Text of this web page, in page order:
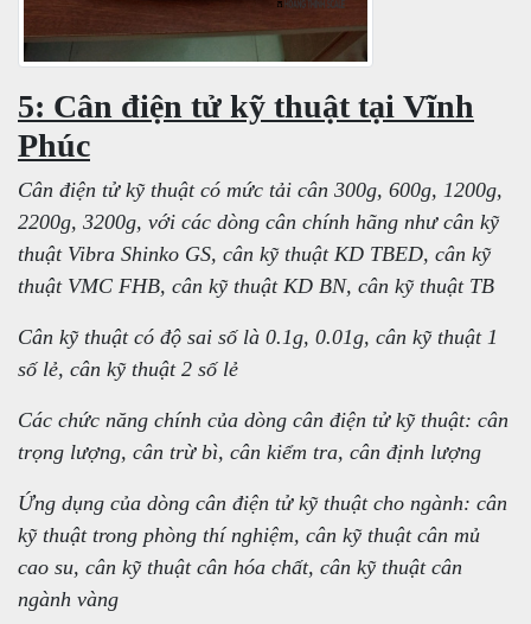
5: Cân điện tử kỹ thuật tại Vĩnh
Phúc
Cân điện tử kỹ thuật có mức tải cân 300g, 600g, 1200g,
2200g, 3200g, với các dòng cân chính hãng như cân kỹ
thuật Vibra Shinko GS, cân kỹ thuật KD TBED, cân kỹ
thuật VMC FHB, cân kỹ thuật KD BN, cân kỹ thuật TB
Cân kỹ thuật có độ sai số là 0.1g, 0.01g, cân kỹ thuật 1
số lẻ, cân kỹ thuật 2 số lẻ
Các chức năng chính của dòng cân điện tử kỹ thuật: cân
trọng lượng, cân trừ bì, cân kiểm tra, cân định lượng
Ứng dụng của dòng cân điện tử kỹ thuật cho ngành: cân
kỹ thuật trong phòng thí nghiệm, cân kỹ thuật cân mủ
cao su, cân kỹ thuật cân hóa chất, cân kỹ thuật cân
ngành vàng